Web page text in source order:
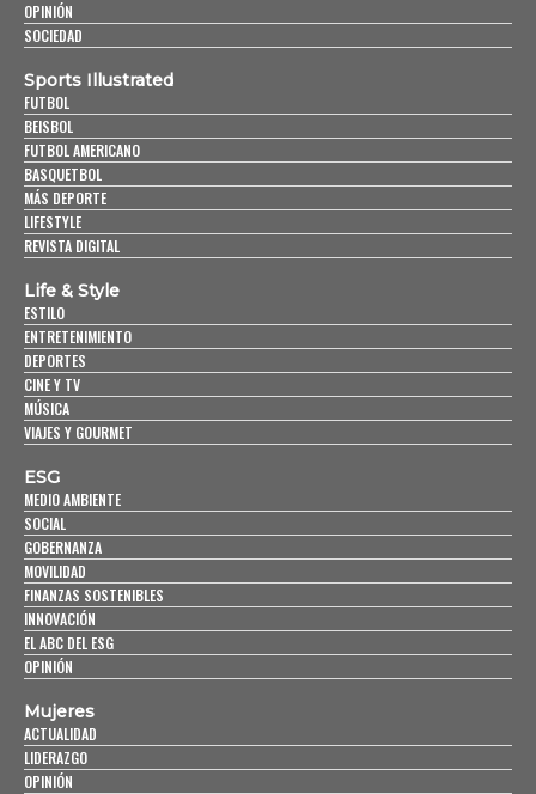
OPINIÓN
SOCIEDAD
Sports Illustrated
FUTBOL
BEISBOL
FUTBOL AMERICANO
BASQUETBOL
MÁS DEPORTE
LIFESTYLE
REVISTA DIGITAL
Life & Style
ESTILO
ENTRETENIMIENTO
DEPORTES
CINE Y TV
MÚSICA
VIAJES Y GOURMET
ESG
MEDIO AMBIENTE
SOCIAL
GOBERNANZA
MOVILIDAD
FINANZAS SOSTENIBLES
INNOVACIÓN
EL ABC DEL ESG
OPINIÓN
Mujeres
ACTUALIDAD
LIDERAZGO
OPINIÓN